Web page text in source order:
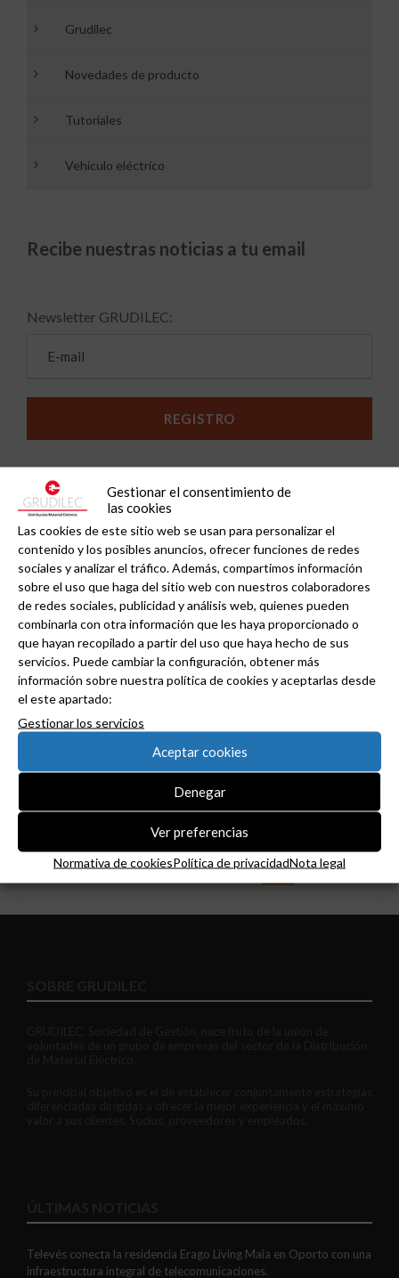
Gestionar el consentimiento de
las cookies
Las cookies de este sitio web se usan para personalizar el
contenido y los posibles anuncios, ofrecer funciones de redes
sociales y analizar el tráfico. Además, compartimos información
sobre el uso que haga del sitio web con nuestros colaboradores
de redes sociales, publicidad y análisis web, quienes pueden
combinarla con otra información que les haya proporcionado o
que hayan recopilado a partir del uso que haya hecho de sus
servicios. Puede cambiar la configuración, obtener más
información sobre nuestra política de cookies y aceptarlas desde
el este apartado:
Gestionar los servicios
Aceptar cookies
Denegar
Ver preferencias
Normativa de cookiesPolítica de privacidadNota legal
Grudilec
Novedades de producto
Tutoriales
Vehículo eléctrico
Recibe nuestras noticias a tu email
Newsletter GRUDILEC:
Tweets de grudilec
Haz clic en «Estoy de acuerdo» para activar
Twitter
Normativa de cookies
Estoy de acuerdo
Televés conecta la residencia Erago Living Maia en Oporto con una
infraestructura integral de telecomunicaciones.